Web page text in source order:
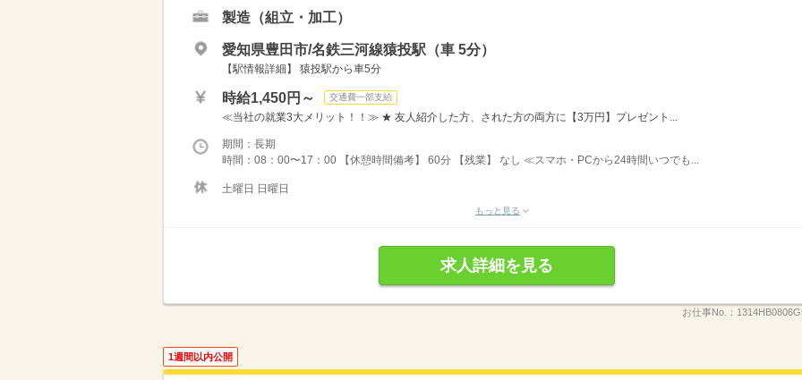
製造（組立・加工）
愛知県豊田市/名鉄三河線猿投駅（車 5分）
【駅情報詳細】 猿投駅から車5分
時給1,450円～ 交通費一部支給
≪当社の就業3大メリット！！≫ ★ 友人紹介した方、された方の両方に【3万円】プレゼント...
期間：長期
時間：08：00〜17：00 【休憩時間備考】 60分 【残業】 なし ≪スマホ・PCから24時間いつでも...
土曜日 日曜日
もっと見る
求人詳細を見る
お仕事No.：
1週間以内公開